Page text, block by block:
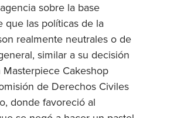
sobre la base
que las políticas de la
realmente neutrales o de
similar a su decisión
Cakeshop
de Derechos Civiles
donde favoreció al